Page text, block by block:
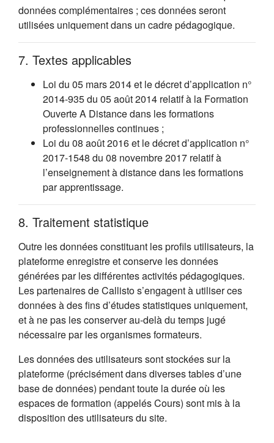
données complémentaires ; ces données seront
utilisées uniquement dans un cadre pédagogique.
7. Textes applicables
Loi du 05 mars 2014 et le décret d’application n°
2014-935 du 05 août 2014 relatif à la Formation
Ouverte A Distance dans les formations
professionnelles continues ;
Loi du 08 août 2016 et le décret d’application n°
2017-1548 du 08 novembre 2017 relatif à
l’enseignement à distance dans les formations
par apprentissage.
8. Traitement statistique
Outre les données constituant les profils utilisateurs, la
plateforme enregistre et conserve les données
générées par les différentes activités pédagogiques.
Les partenaires de Callisto s’engagent à utiliser ces
données à des fins d’études statistiques uniquement,
et à ne pas les conserver au-delà du temps jugé
nécessaire par les organismes formateurs.
Les données des utilisateurs sont stockées sur la
plateforme (précisément dans diverses tables d’une
base de données) pendant toute la durée où les
espaces de formation (appelés Cours) sont mis à la
disposition des utilisateurs du site.